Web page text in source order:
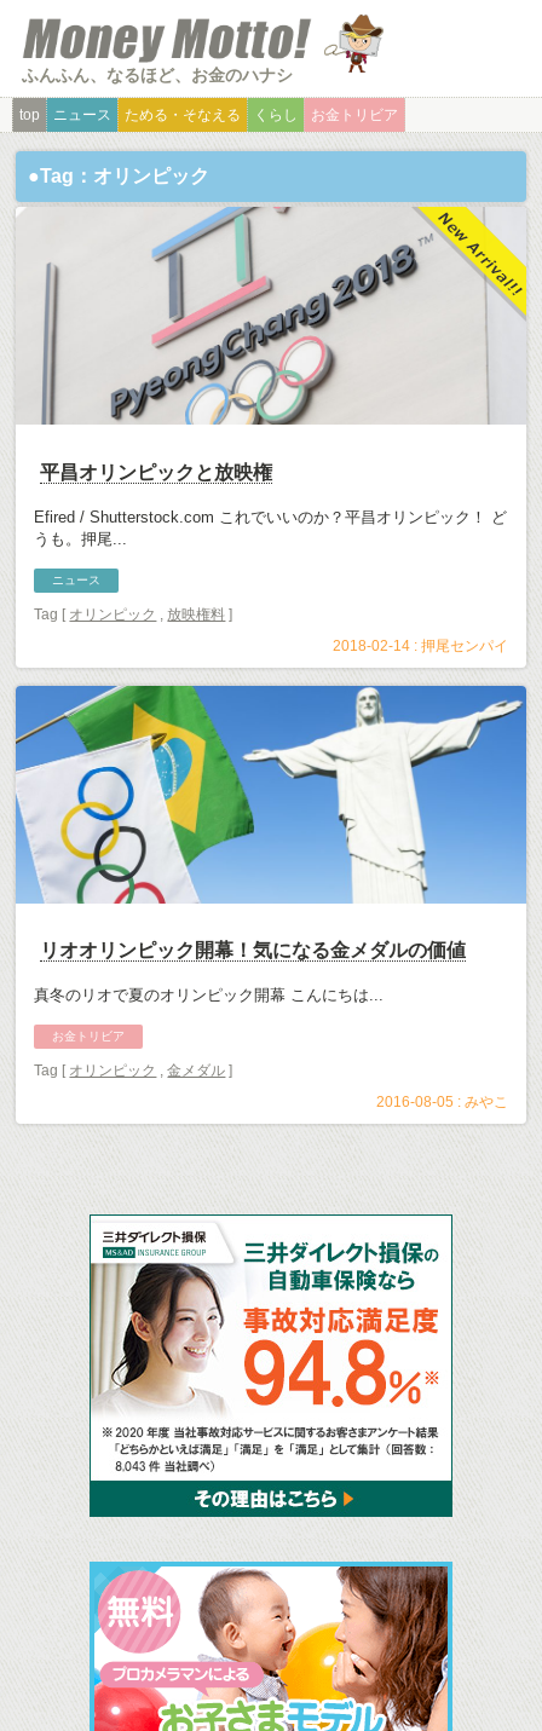
ふんふん、なるほど、お金のハナシ
top ニュース ためる・そなえる くらし お金トリビア
●Tag：オリンピック
平昌オリンピックと放映権
Efired / Shutterstock.com これでいいのか？平昌オリンピック！ ど
うも。押尾...
ニュース
Tag [ オリンピック ,放映権料 ]
2018-02-14 : 押尾センパイ
リオオリンピック開幕！気になる金メダルの価値
真冬のリオで夏のオリンピック開幕 こんにちは...
お金トリビア
Tag [ オリンピック ,金メダル ]
2016-08-05 : みやこ